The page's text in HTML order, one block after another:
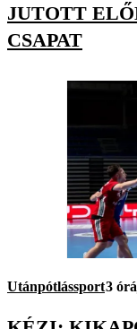
JUTOTT
CSAPAT
Utánpótlássport3